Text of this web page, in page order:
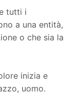
tutti i
a una entità,
o che sia la
inizia e
uomo.